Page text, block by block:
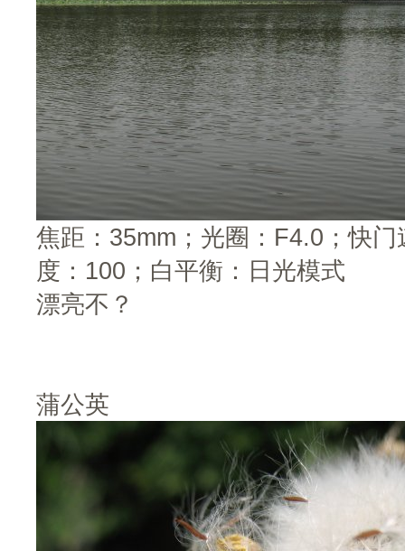
焦距：35mm；光圈：F4.0；快
度：100；白平衡：日光模式
漂亮不？
蒲公英